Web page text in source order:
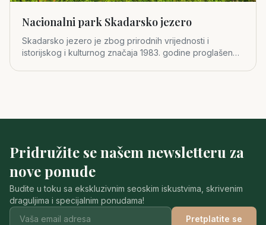
Nacionalni park Skadarsko jezero
Skadarsko jezero je zbog prirodnih vrijednosti i
istorijskog i kulturnog značaja 1983. godine proglašeno
Pridružite se našem newsletteru za
nove ponude
Budite u toku sa ekskluzivnim seoskim iskustvima, skrivenim
draguljima i specijalnim ponudama!
Pretplatite se